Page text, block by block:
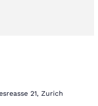
21, Zurich